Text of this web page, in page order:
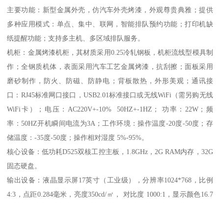
主要功能：新型金属外壳，仿汽车外壳烤漆，外观尊贵典雅；提供
多种应用模式：单点、集中、联网，智能排队预约功能；打印机缺
纸提醒功能；支持多主机、多区域排队服务。
机柜：金属烤漆机柜，其材质采用0.25冷轧钢板，机柜流线型模具制
作；全钢质机体，表面采用汽车工艺金属烤漆，抗刮擦；面板采用
磨砂制作，防火、防磁、防静电；背板散热，外形美观；通讯接
口：RJ45标准网口接口，USB2.01标准接口或无线WiFi（需另购无线
WiFi卡）；电压：AC220V+-10% 50HZ+-1HZ； 功率：22W；频
率：50HZ开机瞬间电流为3A；工作环境：操作温度-20度-50度；存
储温度：-35度-50度；操作相对湿度 5%-95%。
核心设备：低功耗D525双核工控主板，1.8GHz，2G RAM内存，32G
固态硬盘。
输出设备：液晶显示屏17英寸（工业级），分辨率1024*768，比例
4:3，点距0.284毫米，亮度350cd/㎡， 对比度 1000:1，显示颜色16.7